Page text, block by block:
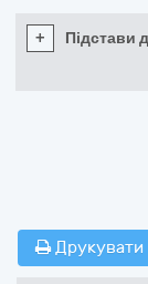
+ Підстави
Друкувати